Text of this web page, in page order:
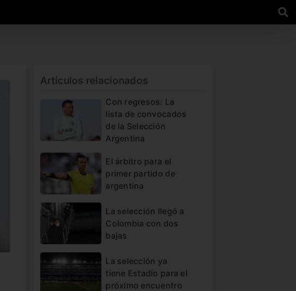
Artículos relacionados
Con regresos: La
lista de convocados
de la Selección
Argentina
El árbitro para el
primer partido de
argentina
La selección llegó a
Colombia con dos
bajas
La selección ya
tiene Estadio para el
próximo encuentro